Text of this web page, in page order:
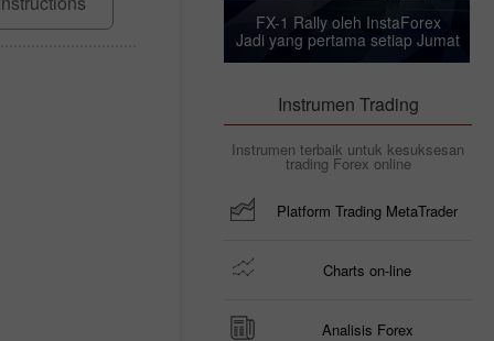
FX-1 Rally oleh InstaForex
Jadi yang pertama setiap Jumat
Instrumen Trading
Instrumen terbaik untuk kesuksesan
trading Forex online
Platform Trading MetaTrader
Charts on-line
Analisis Forex